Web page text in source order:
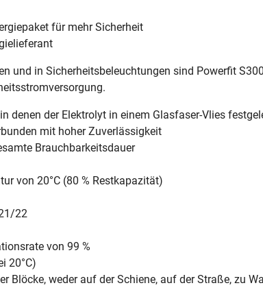
für mehr Sicherheit
und in Sicherheitsbeleuchtungen sind Powerfit
denen der Elektrolyt in einem Glasfaser-Vlies
mit hoher Zuverlässigkeit
Brauchbarkeitsdauer
von 20°C (80 % Restkapazität)
22
von 99 %
20°C)
Blöcke, weder auf der Schiene, auf der Straße, zu